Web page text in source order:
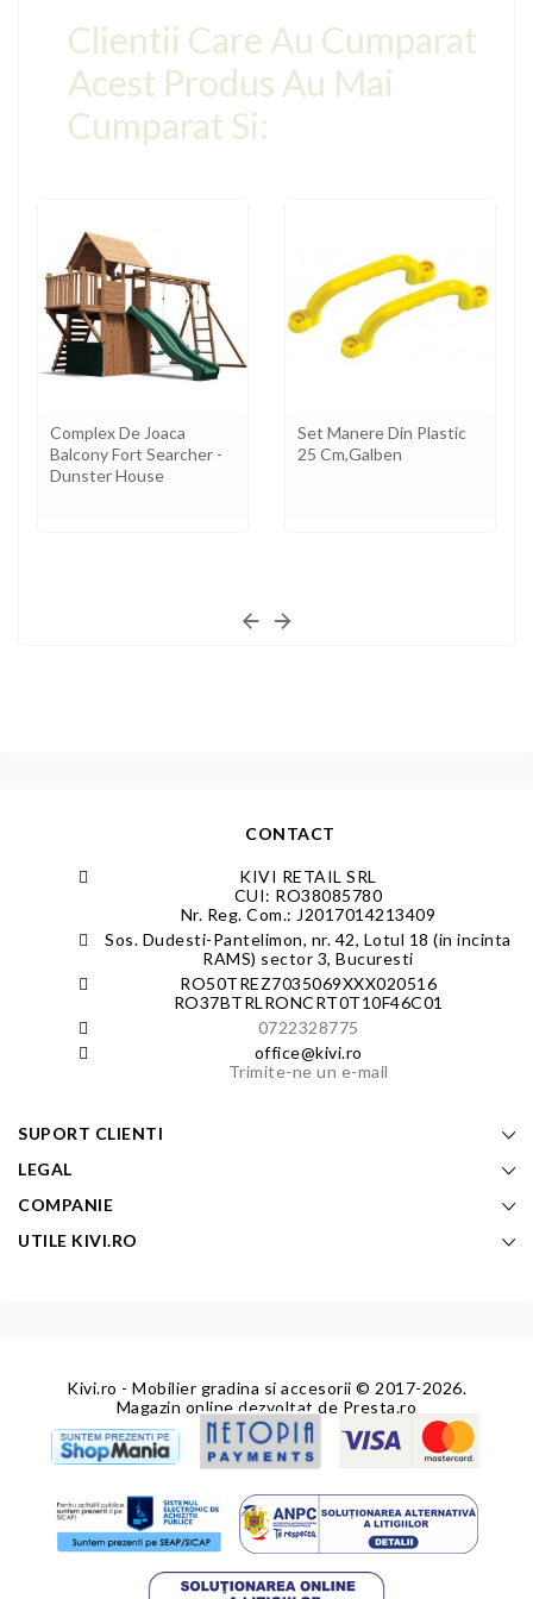
Clientii Care Au Cumparat
Acest Produs Au Mai
Cumparat Si:
Complex De Joaca
Balcony Fort Searcher -
Dunster House
Set Manere Din Plastic
25 Cm,galben
CONTACT
KIVI RETAIL SRL
CUI: RO38085780
Nr. Reg. Com.: J2017014213409
Sos. Dudesti-Pantelimon, nr. 42, Lotul 18 (in incinta
RAMS) sector 3, Bucuresti
RO50TREZ7035069XXX020516
RO37BTRLRONCRT0T10F46C01
0722328775
office@kivi.ro
Trimite-ne un e-mail
SUPORT CLIENTI
LEGAL
COMPANIE
UTILE KIVI.RO
Kivi.ro - Mobilier gradina si accesorii © 2017-2026.
Magazin online dezvoltat de Presta.ro